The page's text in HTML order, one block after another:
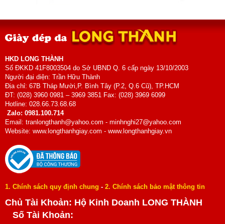
HKD LONG THÀNH
Số ĐKKD 41F8003504 do Sở UBND Q. 6 cấp ngày 13/10/2003
Người đại diện: Trần Hữu Thành
Địa chỉ: 67B Tháp Mười,P. Bình Tây (P.2, Q.6 Cũ), TP.HCM
ĐT: (028) 3960 0981 – 3969 3851 Fax: (028) 3969 6099
Hotline: 028.66.73.68.68
Zalo: 0981.100.714
Email: tranlongthanh@yahoo.com - minhnghi27@yahoo.com
Website: www.longthanhgiay.com - www.longthanhgiay.vn
1. Chính sách quy định chung - 2. Chính sách bảo mật thông tin
Chủ Tài Khoản: Hộ Kinh Doanh LONG THÀNH
Số Tài Khoản: